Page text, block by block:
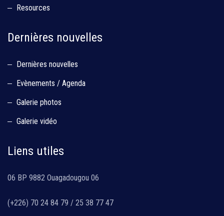
Resources
Dernières nouvelles
Dernières nouvelles
Evènements / Agenda
Galerie photos
Galerie vidéo
Liens utiles
06 BP 9882 Ouagadougou 06
(+226) 70 24 84 79 / 25 38 77 47